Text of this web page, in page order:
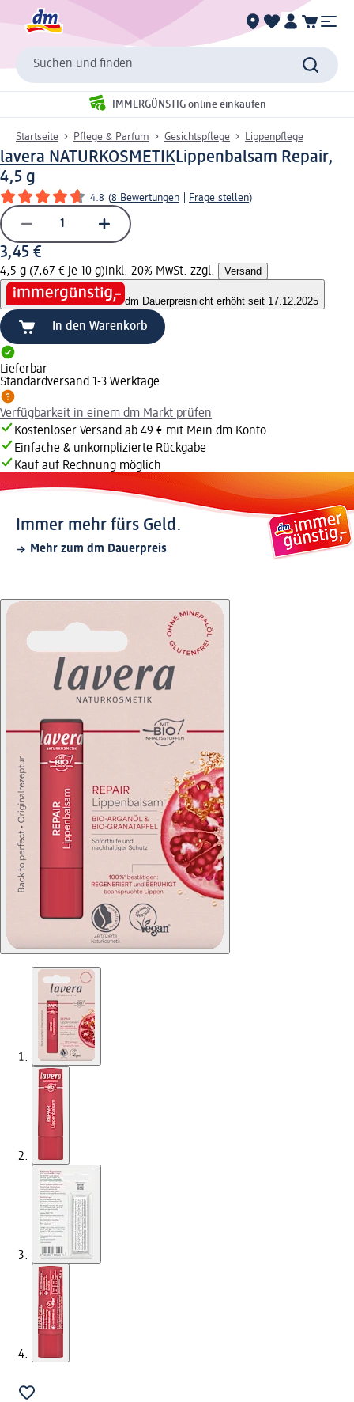
Suchen und finden
IMMERGÜNSTIG online einkaufen
Startseite Pflege & Parfum Gesichtspflege Lippenpflege
lavera NATURKOSMETIKLippenbalsam Repair,
4,5 g
4.8 (8 Bewertungen Frage stellen)
3,45 €
4,5 g (7,67 € je 10 g)inkl. 20% MwSt. zzgl. Versand
dm Dauerpreisnicht erhöht seit 17.12.2025
In den Warenkorb
Lieferbar
Standardversand 1-3 Werktage
Verfügbarkeit in einem dm Markt prüfen
Kostenloser Versand ab 49 € mit Mein dm Konto
Einfache & unkomplizierte Rückgabe
Kauf auf Rechnung möglich
Immer mehr fürs Geld.
Mehr zum dm Dauerpreis